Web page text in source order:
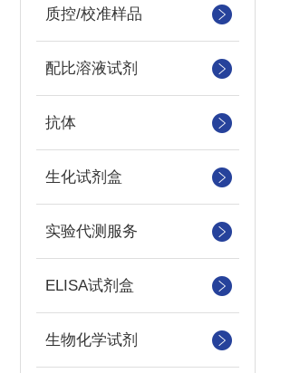
质控/校准样品
配比溶液试剂
抗体
生化试剂盒
实验代测服务
ELISA试剂盒
生物化学试剂